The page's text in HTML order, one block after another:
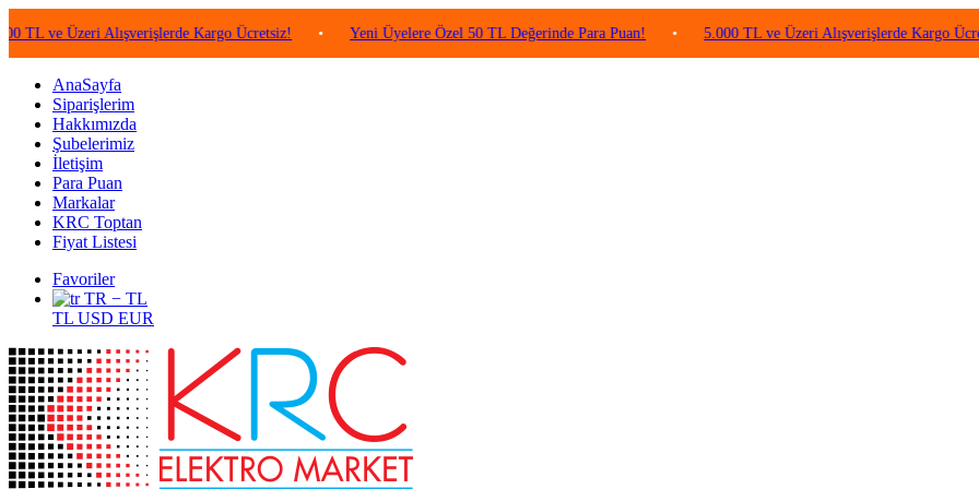
Üzeri Alışverişlerde Kargo Ücretsiz! • Yeni Üyelere Özel 50 TL Değerinde Para Puan! • 5.000 TL ve Üzeri Alışverişlerde Kargo Ücretsiz!
AnaSayfa
Siparişlerim
Hakkımızda
Şubelerimiz
İletişim
Para Puan
Markalar
KRC Toptan
Fiyat Listesi
Favoriler
TR − TL
TL USD EUR